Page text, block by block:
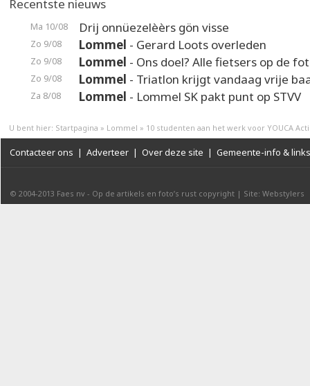
Recentste nieuws
Ma 10/08 Drij onnüezelèèrs gön visse
Zo 9/08 Lommel - Gerard Loots overleden
Zo 9/08 Lommel - Ons doel? Alle fietsers op de
Zo 9/08 Lommel - Triatlon krijgt vandaag vrije
Za 8/08 Lommel - Lommel SK pakt punt op STVV
U bent hier: Startpagina » Lommel » 10 studenten aan het werk voor YOUCA
Contacteer ons | Adverteer | Over deze site | Gemeente-info & links
© 2004-2013 Faes nv - Op de artikels en foto’s rust copyright | Site: Webstylers